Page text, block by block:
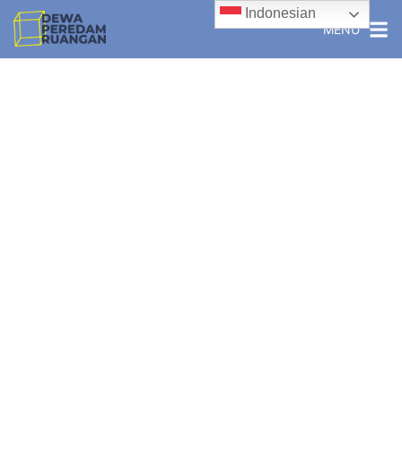
MENU
Indonesian